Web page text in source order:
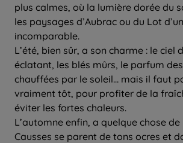
plus calmes, où la lumière dorée du
les paysages d’Aubrac ou du Lot
incomparable.
L’été, bien sûr, a son charme : le ciel
éclatant, les blés mûrs, le parfum
chauffées par le soleil… mais il faut
vraiment tôt, pour profiter de la
éviter les fortes chaleurs.
L’automne enfin, a quelque chose
Causses se parent de tons ocres et